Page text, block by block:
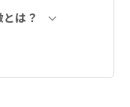
は？